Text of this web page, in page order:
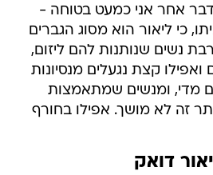
אחר אני כמעט בטוחה -
כי ליאור הוא מסוג הגברים
נשים שנותנות להם ליזום,
ואפילו קצת נגעלים מנסיונות
מדי, ומנשים שמתאמצות
זה לא מושך. אפילו בחורף
דואק